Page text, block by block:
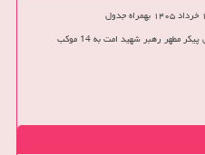
رهبر شهید امت به 14 موکب